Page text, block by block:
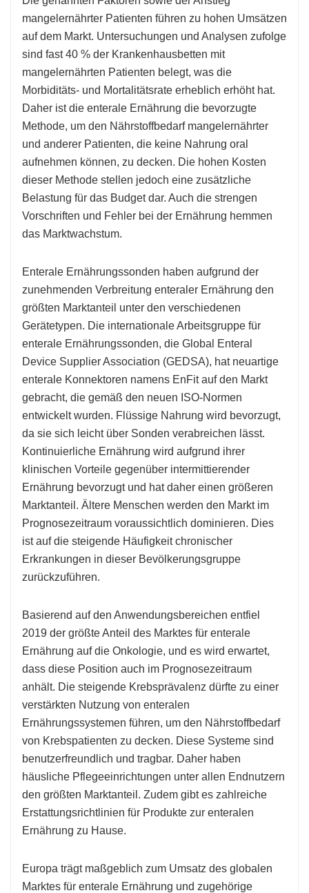
mangelernährter Patienten führen zu hohen Umsätzen
auf dem Markt. Untersuchungen und Analysen zufolge
sind fast 40 % der Krankenhausbetten mit
mangelernährten Patienten belegt, was die
Morbiditäts- und Mortalitätsrate erheblich erhöht hat.
Daher ist die enterale Ernährung die bevorzugte
Methode, um den Nährstoffbedarf mangelernährter
und anderer Patienten, die keine Nahrung oral
aufnehmen können, zu decken. Die hohen Kosten
dieser Methode stellen jedoch eine zusätzliche
Belastung für das Budget dar. Auch die strengen
Vorschriften und Fehler bei der Ernährung hemmen
das Marktwachstum.
Enterale Ernährungssonden haben aufgrund der
zunehmenden Verbreitung enteraler Ernährung den
größten Marktanteil unter den verschiedenen
Gerätetypen. Die internationale Arbeitsgruppe für
enterale Ernährungssonden, die Global Enteral
Device Supplier Association (GEDSA), hat neuartige
enterale Konnektoren namens EnFit auf den Markt
gebracht, die gemäß den neuen ISO-Normen
entwickelt wurden. Flüssige Nahrung wird bevorzugt,
da sie sich leicht über Sonden verabreichen lässt.
Kontinuierliche Ernährung wird aufgrund ihrer
klinischen Vorteile gegenüber intermittierender
Ernährung bevorzugt und hat daher einen größeren
Marktanteil. Ältere Menschen werden den Markt im
Prognosezeitraum voraussichtlich dominieren. Dies
ist auf die steigende Häufigkeit chronischer
Erkrankungen in dieser Bevölkerungsgruppe
zurückzuführen.
Basierend auf den Anwendungsbereichen entfiel
2019 der größte Anteil des Marktes für enterale
Ernährung auf die Onkologie, und es wird erwartet,
dass diese Position auch im Prognosezeitraum
anhält. Die steigende Krebsprävalenz dürfte zu einer
verstärkten Nutzung von enteralen
Ernährungssystemen führen, um den Nährstoffbedarf
von Krebspatienten zu decken. Diese Systeme sind
benutzerfreundlich und tragbar. Daher haben
häusliche Pflegeeinrichtungen unter allen Endnutzern
den größten Marktanteil. Zudem gibt es zahlreiche
Erstattungsrichtlinien für Produkte zur enteralen
Ernährung zu Hause.
Europa trägt maßgeblich zum Umsatz des globalen
Marktes für enterale Ernährung und zugehörige